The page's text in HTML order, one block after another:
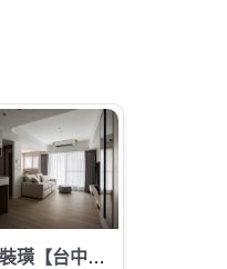
尚新裝璜【台中門市】- (衣櫃)系統櫃設計/安裝